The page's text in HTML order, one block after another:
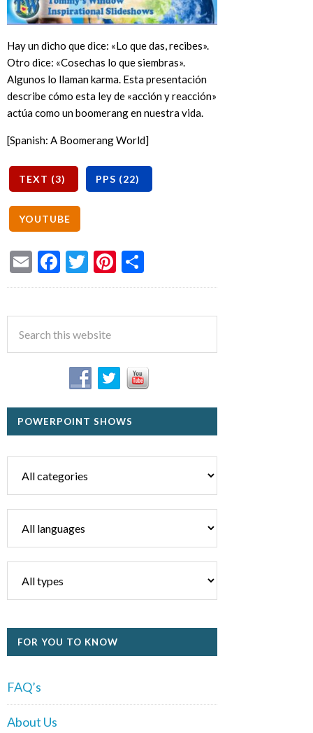
Hay un dicho que dice: «Lo que das, recibes».
Otro dice: «Cosechas lo que siembras».
Algunos lo llaman karma. Esta presentación
describe cómo esta ley de «acción y reacción»
actúa como un boomerang en nuestra vida.
[Spanish: A Boomerang World]
EmailFacebook
TwitterPinterest
POWERPOINT SHOWS
FOR YOU TO KNOW
FAQ’s
About Us